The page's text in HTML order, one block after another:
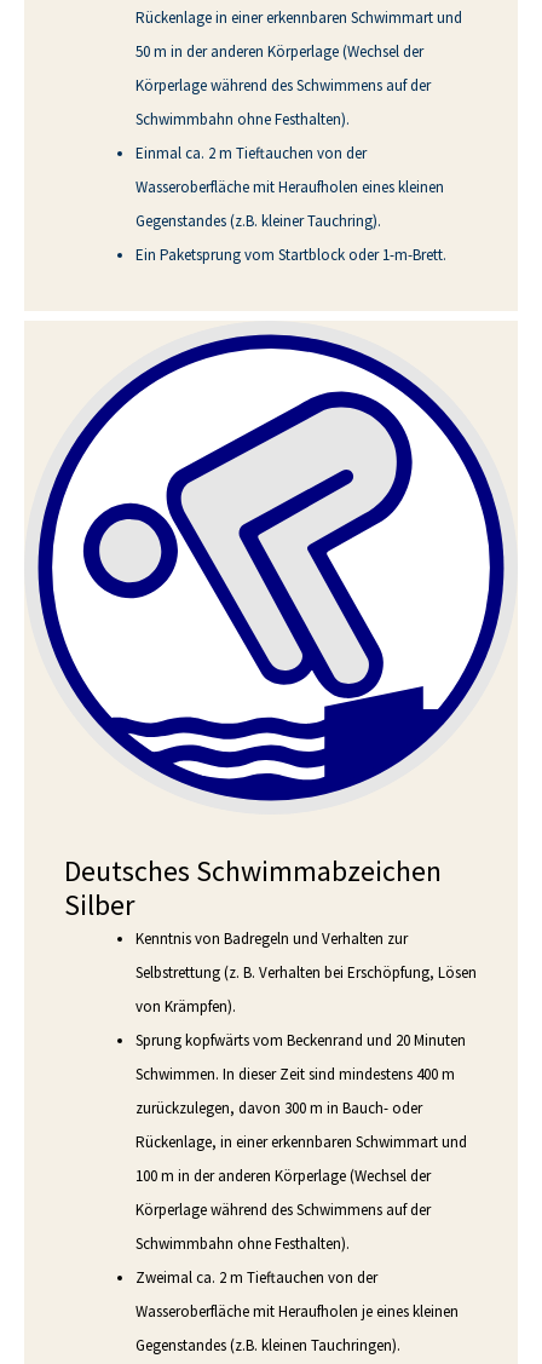
Rückenlage in einer erkennbaren Schwimmart und
50 m in der anderen Körperlage (Wechsel der
Körperlage während des Schwimmens auf der
Schwimmbahn ohne Festhalten).
Einmal ca. 2 m Tieftauchen von der
Wasseroberfläche mit Heraufholen eines kleinen
Gegenstandes (z.B. kleiner Tauchring).
Ein Paketsprung vom Startblock oder 1-m-Brett.
Deutsches Schwimmabzeichen
Silber
Kenntnis von Badregeln und Verhalten zur
Selbstrettung (z. B. Verhalten bei Erschöpfung, Lösen
von Krämpfen).
Sprung kopfwärts vom Beckenrand und 20 Minuten
Schwimmen. In dieser Zeit sind mindestens 400 m
zurückzulegen, davon 300 m in Bauch- oder
Rückenlage, in einer erkennbaren Schwimmart und
100 m in der anderen Körperlage (Wechsel der
Körperlage während des Schwimmens auf der
Schwimmbahn ohne Festhalten).
Zweimal ca. 2 m Tieftauchen von der
Wasseroberfläche mit Heraufholen je eines kleinen
Gegenstandes (z.B. kleinen Tauchringen).